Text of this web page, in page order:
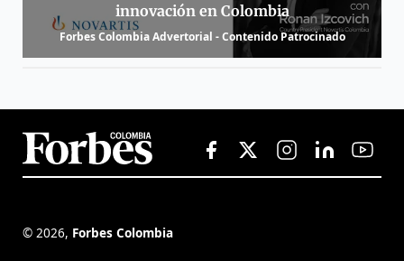
innovación en Colombia
Forbes Colombia Advertorial - Contenido Patrocinado
© 2026, Forbes Colombia